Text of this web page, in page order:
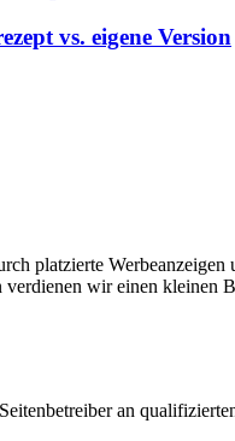
vs. eigene Version
platzierte
wir einen kleinen
an